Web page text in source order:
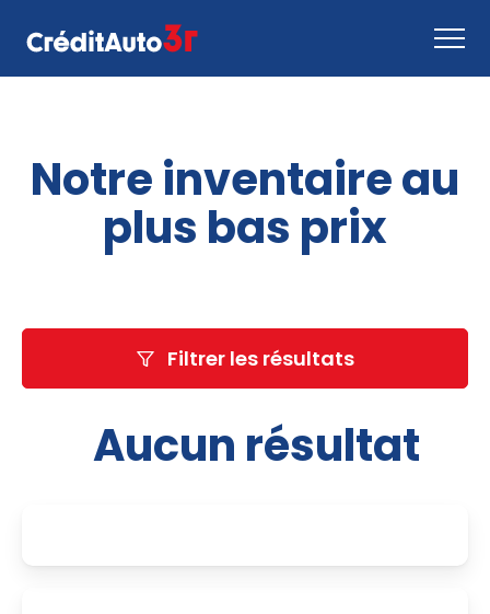
Comment ça marche
Nous joindre
Inventaire
Notre inventaire au
plus bas prix
Filtrer les résultats
Aucun résultat